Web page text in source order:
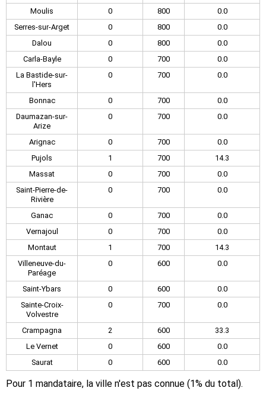
Moulis
0 800
0.0
Serres-sur-Arget
0 800
0.0
Dalou
0 800
0.0
Carla-Bayle
0 700
0.0
La Bastide-sur-
l'Hers
0 700 0.0
Bonnac 0 700
0.0
Daumazan-sur-
Arize
0 700 0.0
Arignac 0 700
0.0
Pujols
1 700
14.3
Massat
0 700
0.0
Saint-Pierre-de-
Rivière
0 700 0.0
Ganac 0 700
0.0
Vernajoul
0 700
0.0
Montaut
1 700
14.3
Villeneuve-du-
Paréage
0 600 0.0
Saint-Ybars 0 600
0.0
Sainte-Croix-
Volvestre
0 700 0.0
Crampagna 2 600
33.3
Le Vernet
0 600
0.0
Saurat
0 600 0.0
Pour 1 mandataire, la ville n'est pas connue (1% du total).